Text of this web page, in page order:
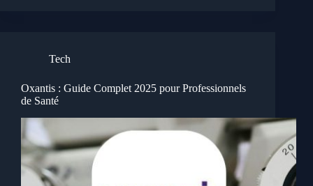
Tech
Oxantis : Guide Complet 2025 pour Professionnels
de Santé